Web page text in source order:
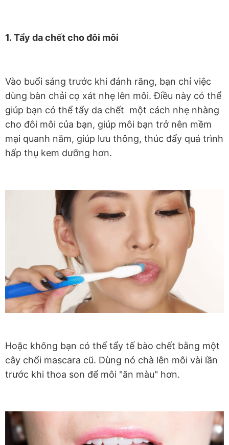
1. Tẩy da chết cho đôi môi
Vào buổi sáng trước khi đánh răng, bạn chỉ việc
dùng bàn chải cọ xát nhẹ lên môi. Điều này có thể
giúp bạn có thể tẩy da chết một cách nhẹ nhàng
cho đôi môi của bạn, giúp môi bạn trở nên mềm
mại quanh năm, giúp lưu thông, thúc đẩy quá trình
hấp thụ kem dưỡng hơn.
Hoặc không bạn có thể tẩy tế bào chết bằng một
cây chổi mascara cũ. Dùng nó chà lên môi vài lần
trước khi thoa son để môi "ăn màu" hơn.